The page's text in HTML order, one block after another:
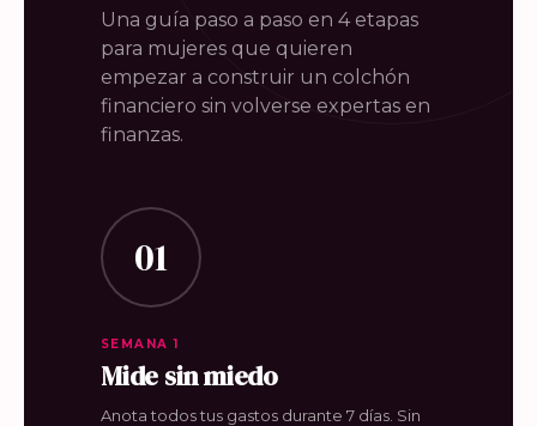
Una guía paso a paso en 4 etapas
para mujeres que quieren
empezar a construir un colchón
financiero sin volverse expertas en
finanzas.
01
SEMANA 1
Mide sin miedo
Anota todos tus gastos durante 7 días. Sin